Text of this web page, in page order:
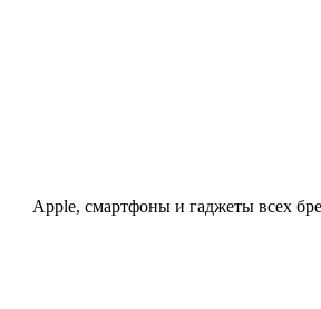
Apple, cмартфоны и гаджеты всех